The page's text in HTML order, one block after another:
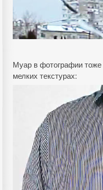
Муар в фотографии тоже
мелких текстурах: